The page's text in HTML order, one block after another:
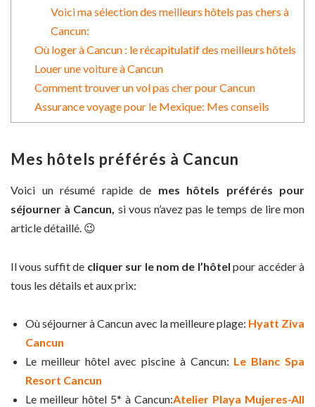
Voici ma sélection des meilleurs hôtels pas chers à
Cancun:
Où loger à Cancun : le récapitulatif des meilleurs hôtels
Louer une voiture à Cancun
Comment trouver un vol pas cher pour Cancun
Assurance voyage pour le Mexique: Mes conseils
Mes hôtels préférés à Cancun
Voici un résumé rapide de mes hôtels préférés pour
séjourner à Cancun, si vous n’avez pas le temps de lire mon
article détaillé. 😉
Il vous suffit de cliquer sur le nom de l’hôtelpour accéder à
tous les détails et aux prix:
Où séjourner à Cancun avec la meilleure plage: Hyatt Ziva
Cancun
Le meilleur hôtel avec piscine à Cancun: Le Blanc Spa
Resort Cancun
Le meilleur hôtel 5* à Cancun:Atelier Playa Mujeres-All